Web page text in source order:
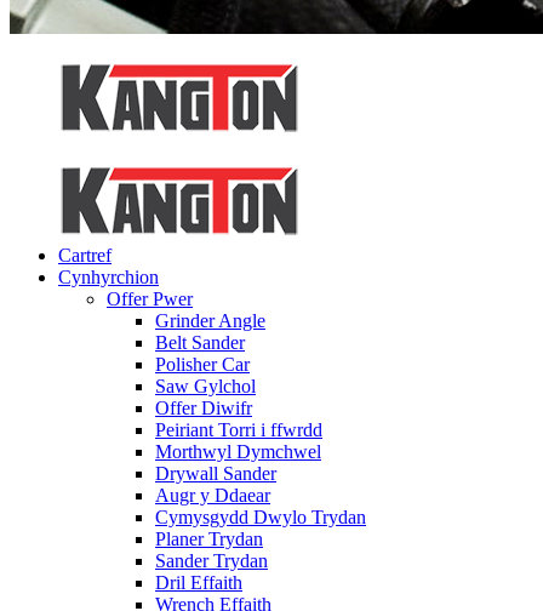
Cartref
Cynhyrchion
Offer Pwer
Grinder Angle
Belt Sander
Polisher Car
Saw Gylchol
Offer Diwifr
Peiriant Torri i ffwrdd
Morthwyl Dymchwel
Drywall Sander
Augr y Ddaear
Cymysgydd Dwylo Trydan
Planer Trydan
Sander Trydan
Dril Effaith
Wrench Effaith